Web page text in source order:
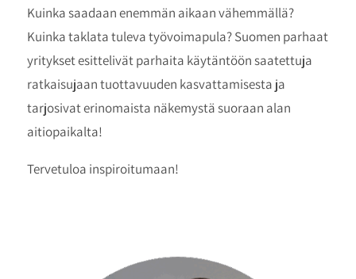
Kuinka saadaan enemmän aikaan vähemmällä?
Kuinka taklata tuleva työvoimapula? Suomen parhaat
yritykset esittelivät parhaita käytäntöön saatettuja
ratkaisujaan tuottavuuden kasvattamisesta ja
tarjosivat erinomaista näkemystä suoraan alan
aitiopaikalta!
Tervetuloa inspiroitumaan!